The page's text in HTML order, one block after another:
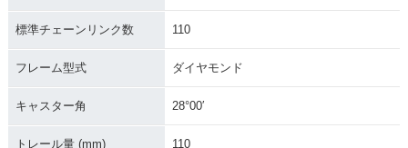
標準チェーンリンク数 110
フレーム型式 ダイヤモンド
キャスター角 28°00′
トレール量 (mm) 110